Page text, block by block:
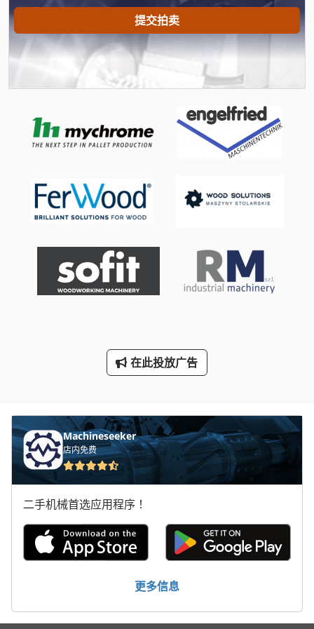
绞车
花岗岩 板材
车削工具
车轮
车间 设备
车间起重机
轮式挖掘机
提交拍卖
在此投放广告
Machineseeker
店内免费
二手机械首选应用程序！
更多信息